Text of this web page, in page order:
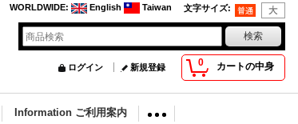
文字サイズ:
WORLDWIDE: English Taiwan
0 カートの中身
ログイン 新規登録
Information ご利用案内